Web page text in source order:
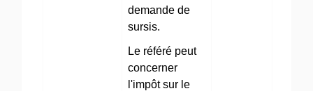
demande de
sursis.
Le référé peut
concerner
l'impôt sur le